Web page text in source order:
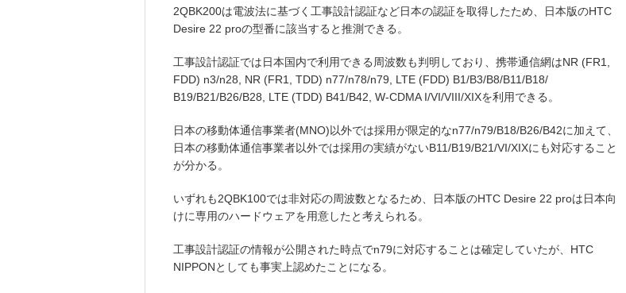
2QBK200は電波法に基づく工事設計認証など日本の認証を取得したため、日本版のHTC
Desire 22 proの型番に該当すると推測できる。
工事設計認証では日本国内で利用できる周波数も判明しており、携帯通信網はNR (FR1,
FDD) n3/n28, NR (FR1, TDD) n77/n78/n79, LTE (FDD) B1/B3/B8/B11/B18/
B19/B21/B26/B28, LTE (TDD) B41/B42, W-CDMA I/VI/VIII/XIXを利用できる。
日本の移動体通信事業者(MNO)以外では採用が限定的なn77/n79/B18/B26/B42に加えて、
日本の移動体通信事業者以外では採用の実績がないB11/B19/B21/VI/XIXにも対応すること
が分かる。
いずれも2QBK100では非対応の周波数となるため、日本版のHTC Desire 22 proは日本向
けに専用のハードウェアを用意したと考えられる。
工事設計認証の情報が公開された時点でn79に対応することは確定していたが、HTC
NIPPONとしても事実上認めたことになる。